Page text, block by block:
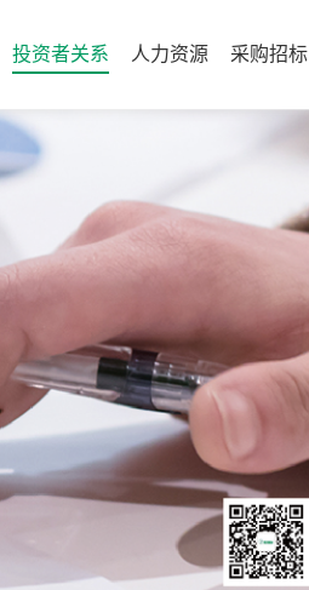
投资者关系 人力资源 采购招标